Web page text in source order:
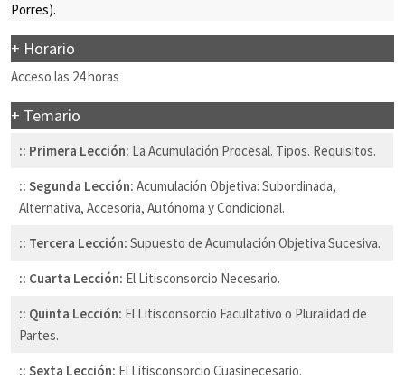
Porres).
+ Horario
Acceso las 24 horas
+ Temario
:: Primera Lección: La Acumulación Procesal. Tipos. Requisitos.
:: Segunda Lección: Acumulación Objetiva: Subordinada,
Alternativa, Accesoria, Autónoma y Condicional.
:: Tercera Lección: Supuesto de Acumulación Objetiva Sucesiva.
:: Cuarta Lección: El Litisconsorcio Necesario.
:: Quinta Lección: El Litisconsorcio Facultativo o Pluralidad de
Partes.
:: Sexta Lección: El Litisconsorcio Cuasinecesario.